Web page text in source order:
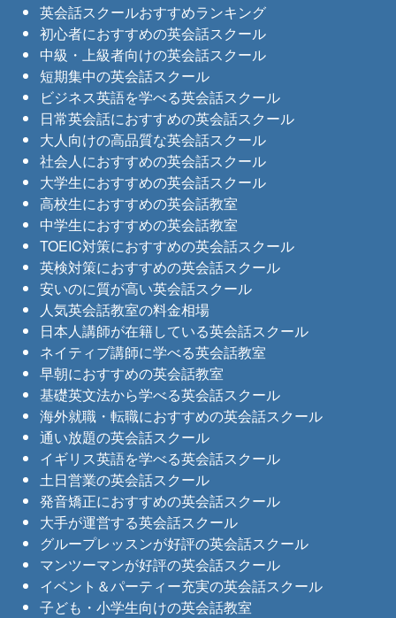
英会話スクールおすすめランキング
初心者におすすめの英会話スクール
中級・上級者向けの英会話スクール
短期集中の英会話スクール
ビジネス英語を学べる英会話スクール
日常英会話におすすめの英会話スクール
大人向けの高品質な英会話スクール
社会人におすすめの英会話スクール
大学生におすすめの英会話スクール
高校生におすすめの英会話教室
中学生におすすめの英会話教室
TOEIC対策におすすめの英会話スクール
英検対策におすすめの英会話スクール
安いのに質が高い英会話スクール
人気英会話教室の料金相場
日本人講師が在籍している英会話スクール
ネイティブ講師に学べる英会話教室
早朝におすすめの英会話教室
基礎英文法から学べる英会話スクール
海外就職・転職におすすめの英会話スクール
通い放題の英会話スクール
イギリス英語を学べる英会話スクール
土日営業の英会話スクール
発音矯正におすすめの英会話スクール
大手が運営する英会話スクール
グループレッスンが好評の英会話スクール
マンツーマンが好評の英会話スクール
イベント＆パーティー充実の英会話スクール
子ども・小学生向けの英会話教室